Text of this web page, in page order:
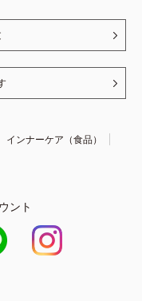
インナーケア（食品）
ント